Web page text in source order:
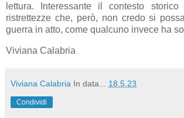
lettura. Interessante il contesto
ristrettezze che, però, non credo si
guerra in atto, come qualcuno invece ha
Viviana Calabria
Viviana Calabria In data... 18.5.23
Condividi